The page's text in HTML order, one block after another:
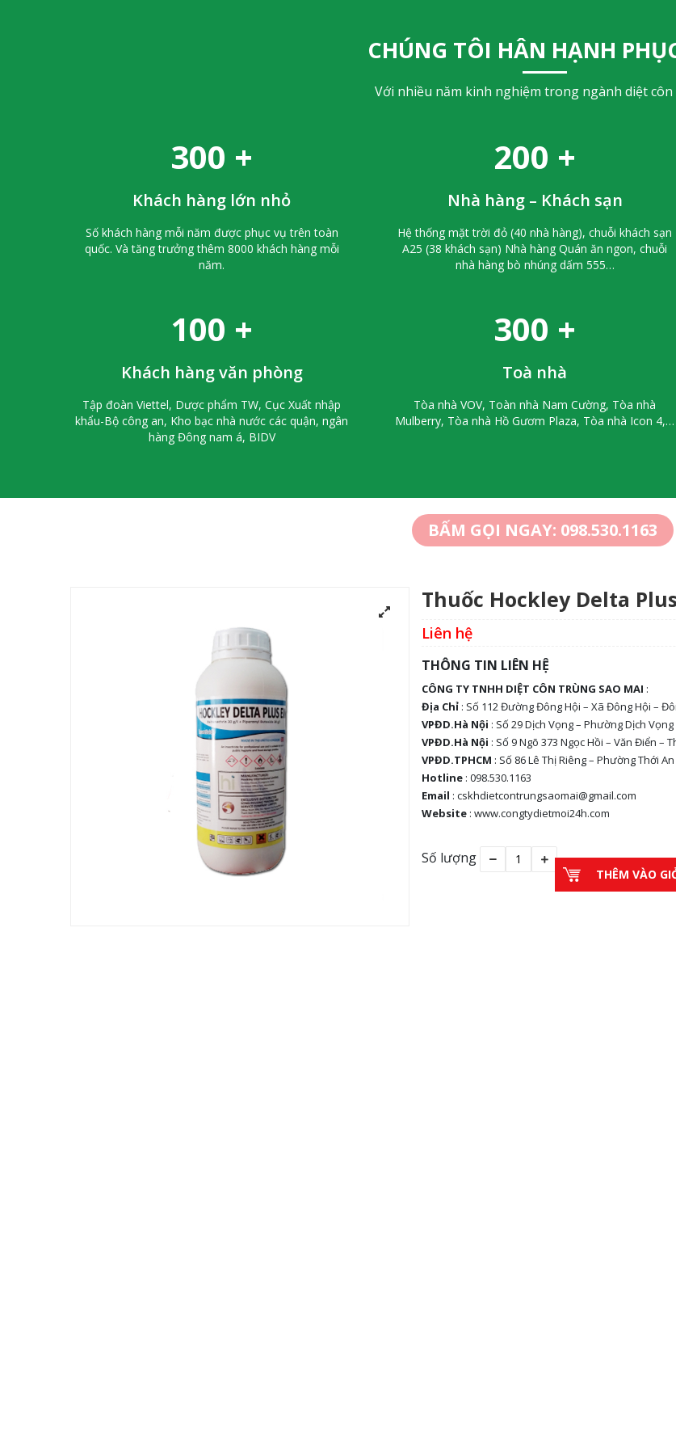
CHÚNG TÔI HÂN HẠNH
Với nhiều năm kinh nghiệm trong ngành diệt
300 +
Khách hàng lớn nhỏ
Số khách hàng mỗi năm được phục vụ trên toàn
quốc. Và tăng trưởng thêm 8000 khách hàng mỗi
năm.
200 +
Nhà hàng – Khách sạn
Hệ thống mặt trời đỏ (40 nhà hàng), chuỗi khách sạn
A25 (38 khách sạn) Nhà hàng Quán ăn ngon, chuỗi
nhà hàng bò nhúng dấm 555…
100 +
Khách hàng văn phòng
Tập đoàn Viettel, Dược phẩm TW, Cục Xuất nhập
khẩu-Bộ công an, Kho bạc nhà nước các quận, ngân
hàng Đông nam á, BIDV
300 +
Toà nhà
Tòa nhà VOV, Toàn nhà Nam Cường, Tòa nhà
Mulberry, Tòa nhà Hồ Gươm Plaza, Tòa nhà Icon 4,…
BẤM GỌI NGAY: 098.530.1163
Thuốc Hockley Delta
Liên hệ
THÔNG TIN LIÊN HỆ
CÔNG TY TNHH DIỆT CÔN TRÙNG SAO MAI :
Địa Chỉ : Số 112 Đường Đông Hội – Xã Đông Hội –
VPĐD.Hà Nội : Số 29 Dịch Vọng – Phường Dịch
VPĐD.Hà Nội : Số 9 Ngõ 373 Ngọc Hồi – Văn Điển –
VPĐD.TPHCM : Số 86 Lê Thị Riêng – Phường Thới
Hotline : 098.530.1163
Email : cskhdietcontrungsaomai@gmail.com
Website : www.congtydietmoi24h.com
Số lượng
THÊM VÀO